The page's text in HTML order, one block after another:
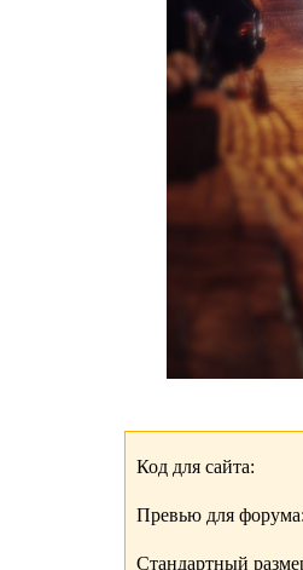
Код для сайта:
Превью для форума:
Стандартный